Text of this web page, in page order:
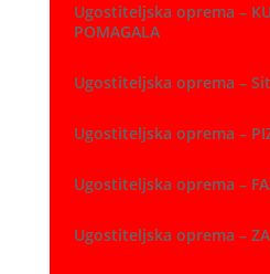
Ugostiteljska oprema –
POMAGALA
Ugostiteljska oprema –
Ugostiteljska oprema –
Ugostiteljska oprema –
Ugostiteljska oprema – ZA